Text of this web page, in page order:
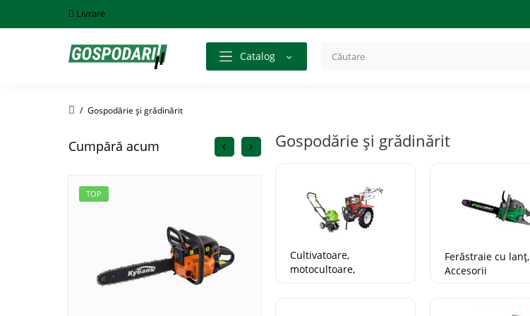
Livrare
Catalog
Gospodărie și grădinărit
Cumpără acum
TOP TOP TOP
Gospodărie și grădinărit
Cultivatoare,
motocultoare,
Ferăstraie cu lanț,
Accesorii